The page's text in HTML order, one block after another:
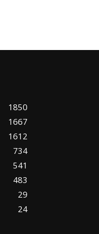
1850
1667
1612
734
541
483
29
24